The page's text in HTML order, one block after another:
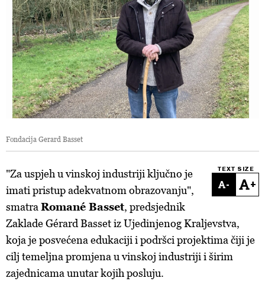
Fondacija Gerard Basset
TEXT SIZE
- +
"Za uspjeh u vinskoj industriji ključno je
imati pristup adekvatnom obrazovanju",
smatra Romané Basset, predsjednik
Zaklade Gérard Basset iz Ujedinjenog Kraljevstva,
koja je posvećena edukaciji i podršci projektima čiji je
cilj temeljna promjena u vinskoj industriji i širim
zajednicama unutar kojih posluju.